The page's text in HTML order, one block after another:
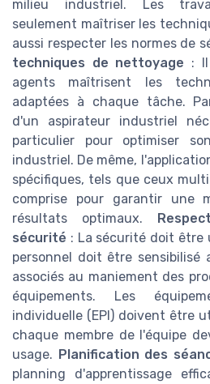
milieu industriel. Les
seulement maîtriser les
aussi respecter les normes de
techniques de nettoyage :
agents maîtrisent les
adaptées à chaque tâche.
d'un aspirateur industriel
particulier pour optimiser
industriel. De même,
spécifiques, tels que ceux
comprise pour garantir une
résultats optimaux.
sécurité : La sécurité doit être
personnel doit être sensibilisé
associés au maniement des
équipements. Les
individuelle (EPI) doivent être
chaque membre de l'équipe
usage. Planification des
planning d'apprentissage